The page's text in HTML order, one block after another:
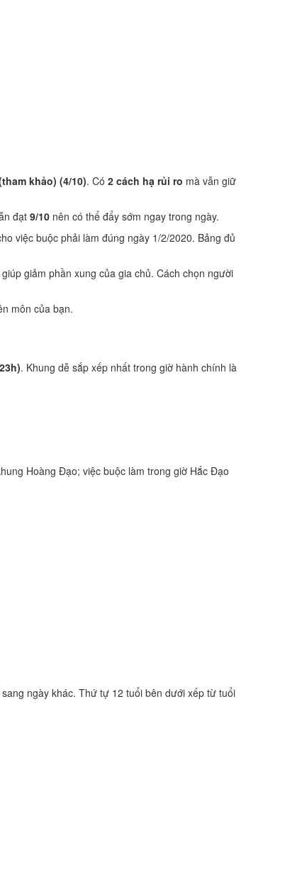
khảo) (4/10). Có 2 cách hạ rủi ro mà vẫn giữ
đạt9/10 nên có thể đẩy sớm ngay trong ngày.
việc buộc phải làm đúng ngày 1/2/2020. Bảng đủ
giảm phần xung của gia chủ. Cách chọn người
môn của bạn.
. Khung dễ sắp xếp nhất trong giờ hành chính là
Hoàng Đạo; việc buộc làm trong giờ Hắc Đạo
ngày khác. Thứ tự 12 tuổi bên dưới xếp từ tuổi